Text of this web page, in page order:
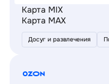
Карта MIX
Карта MAX
Досуг и развлечения